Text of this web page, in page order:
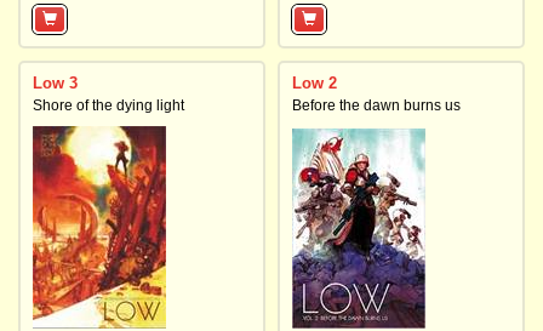
Low 3
Shore of the dying light
Low 2
Before the dawn burns us